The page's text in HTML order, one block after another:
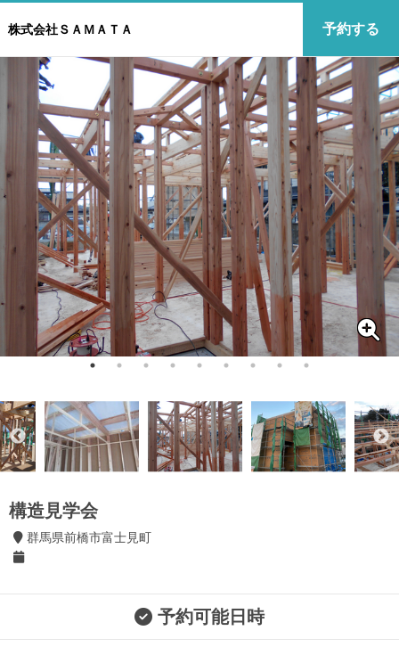
株式会社ＳＡＭＡＴＡ 予約する
構造見学会
群馬県前橋市富士見町
予約可能日時